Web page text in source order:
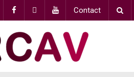
Contact